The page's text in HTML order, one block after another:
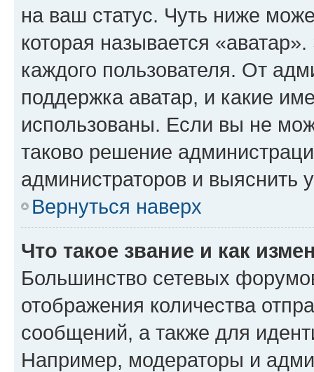
на ваш статус. Чуть ниже
которая называется
каждого пользователя. От
поддержка аватар, и какие
использованы. Если вы не
таково решение
администраторов и выяснить
Вернуться наверх
Что такое звание и как
Большинство сетевых
отображения количества
сообщений, а также для
Например, модераторы и